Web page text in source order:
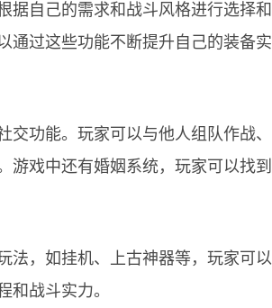
据自己的需求和战斗风格进行选择和
通过这些功能不断提升自己的装备实
功能。玩家可以与他人组队作战、
游戏中还有婚姻系统，玩家可以找到
法，如挂机、上古神器等，玩家可以
和战斗实力。